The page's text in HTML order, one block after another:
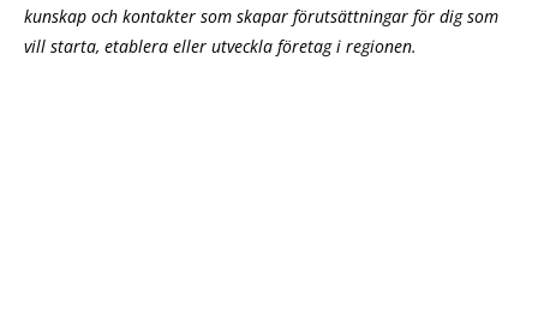
kunskap och kontakter som skapar förutsättningar för dig som
vill starta, etablera eller utveckla företag i regionen.